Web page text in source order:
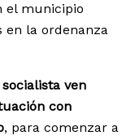
el municipio
en la ordenanza
ven
con
, para comenzar a